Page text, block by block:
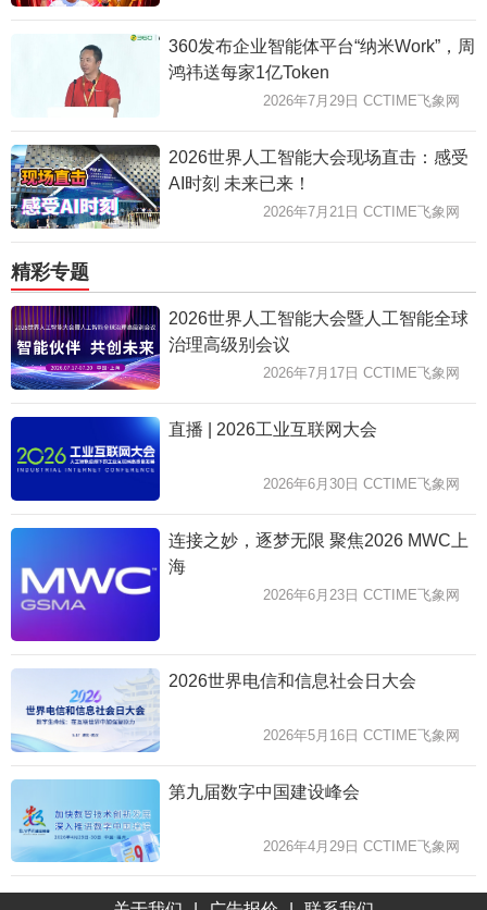
360发布企业智能体平台“纳米Work”，周
鸿祎送每家1亿Token
2026年7月29日 CCTIME飞象网
2026世界人工智能大会现场直击：感受
AI时刻 未来已来！
2026年7月21日 CCTIME飞象网
精彩专题
2026世界人工智能大会暨人工智能全球
治理高级别会议
2026年7月17日 CCTIME飞象网
直播 | 2026工业互联网大会
2026年6月30日 CCTIME飞象网
连接之妙，逐梦无限 聚焦2026 MWC上
海
2026年6月23日 CCTIME飞象网
2026世界电信和信息社会日大会
2026年5月16日 CCTIME飞象网
第九届数字中国建设峰会
2026年4月29日 CCTIME飞象网